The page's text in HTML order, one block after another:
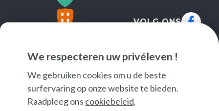
We respecteren uw privéleven !
We gebruiken cookies om u de beste
surfervaring op onze website te bieden.
Raadpleeg ons cookiebeleid.
VOLG ONS